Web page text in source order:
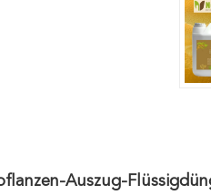
Auszug-